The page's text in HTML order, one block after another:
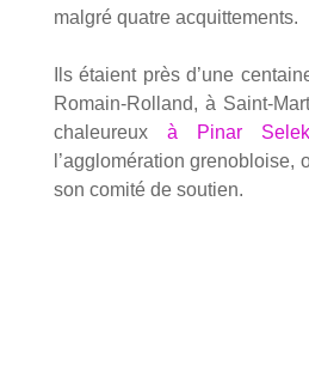
mal­gré quatre acquit­te­ments.
Ils étaient près d’une
Romain-Rol­land, à Saint-
cha­leu­reux à Pinar Selek
l’agglomération
son comi­té de sou­tien.